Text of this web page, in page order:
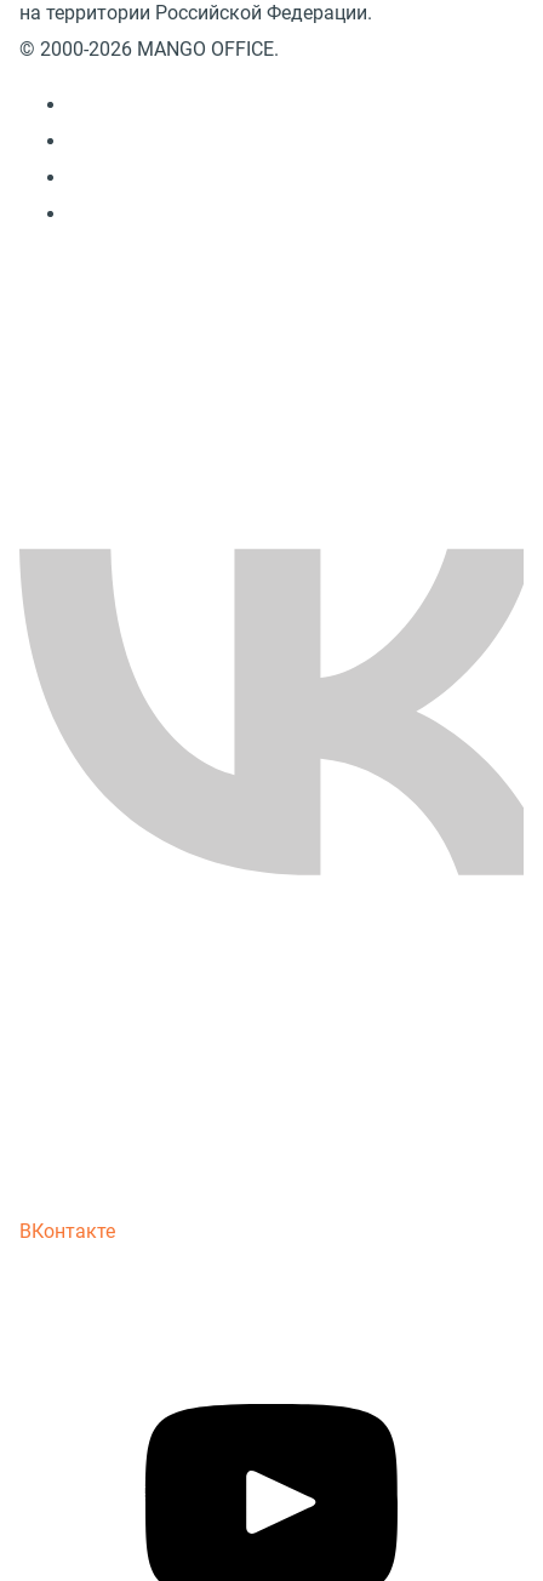
на территории Российской Федерации.
© 2000-2026 MANGO OFFICE.
ВКонтакте